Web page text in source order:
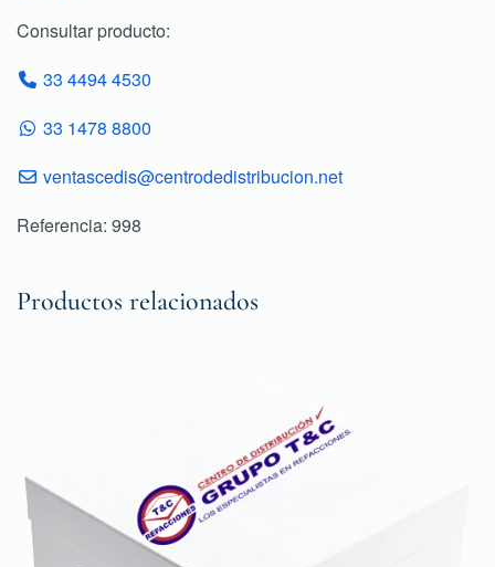
Consultar producto:
33 4494 4530
33 1478 8800
ventascedis@centrodedistribucion.net
Referencia: 998
Productos relacionados